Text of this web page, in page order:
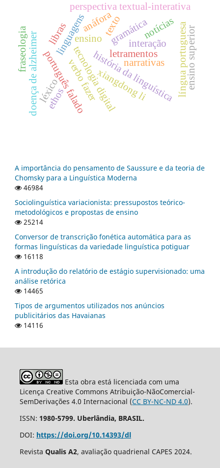
linguagens letramentos
ensino
tecnologia digital
gramática
história da linguística
perspectiva textual-interativa
português falado
texto
xiangdong li
doença de alzheimer narrativas
interação
verbo fazer
anáfora língua portuguesa
ethos
fraseologia
léxico
libras notícias ensino superior
A importância do pensamento de Saussure e da teoria de
Chomsky para a Linguística Moderna
46984
Sociolinguística variacionista: pressupostos teórico-
metodológicos e propostas de ensino
25214
Conversor de transcrição fonética automática para as
formas linguísticas da variedade linguística potiguar
16118
A introdução do relatório de estágio supervisionado: uma
análise retórica
14465
Tipos de argumentos utilizados nos anúncios
publicitários das Havaianas
14116
Esta obra está licenciada com uma
Licença Creative Commons Atribuição-NãoComercial-
SemDerivações 4.0 Internacional (CC BY-NC-ND 4.0).
ISSN: 1980-5799. Uberlândia, BRASIL.
DOI: https://doi.org/10.14393/dl
Revista Qualis A2, avaliação quadrienal CAPES 2024.